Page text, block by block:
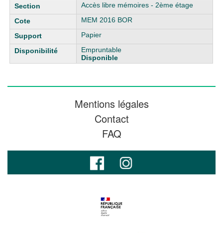
Accès libre mémoires - 2ème étage
MEM 2016 BOR
Papier
Empruntable
Disponible
Mentions légales
Contact
FAQ